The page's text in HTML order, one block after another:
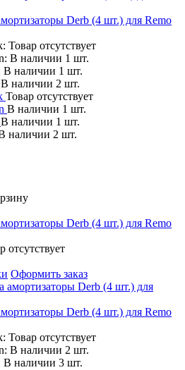
Derb (4 шт.) для Remo
Товар отсутствует
В наличии 1 шт.
В наличии 1 шт.
наличии 2 шт.
Товар отсутствует
В наличии 1 шт.
В наличии 1 шт.
наличии 2 шт.
Derb (4 шт.) для Remo
отсутствует
Оформить заказ
Derb (4 шт.) для Remo
Товар отсутствует
В наличии 2 шт.
В наличии 3 шт.